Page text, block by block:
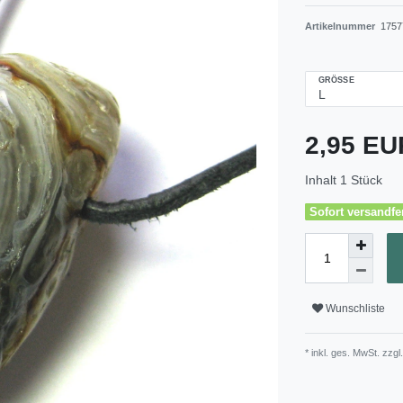
Artikelnummer
GRÖSSE
2,95
Inhalt 1 Stück
Sofort
Wunschliste
* inkl. ges. MwSt. zzgl.